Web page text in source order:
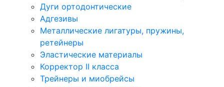
Дуги ортодонтические
Адгезивы
Металлические лигатуры, пружины,
ретейнеры
Эластические материалы
Корректор II класса
Трейнеры и миобрейсы